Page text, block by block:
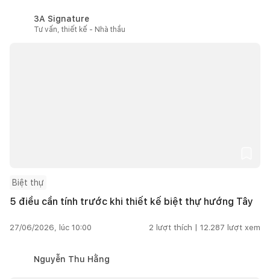
3A Signature
Tư vấn, thiết kế - Nhà thầu
Biệt thự
5 điều cần tính trước khi thiết kế biệt thự hướng Tây
27/06/2026, lúc 10:00 2 lượt thích | 12.287 lượt xem
Nguyễn Thu Hằng